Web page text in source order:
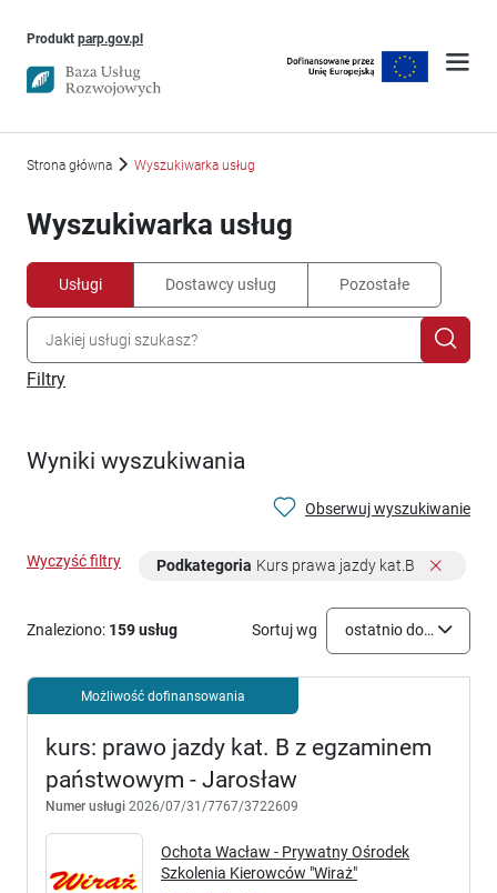
Produkt parp.gov.plUwaga, link otworzy się w nowym oknie
Strona główna Wyszukiwarka usług
Wyszukiwarka usług
Usługi Dostawcy usług Pozostałe
Filtry
Wyniki wyszukiwania
Obserwuj wyszukiwanie
Wyczyść filtry Podkategoria Kurs prawa jazdy kat.B
Znaleziono: 159 usług Sortuj wg ostatnio dodane
Możliwość dofinansowania
kurs: prawo jazdy kat. B z egzaminem
państwowym - Jarosław
Numer usługi 2026/07/31/7767/3722609
Ochota Wacław - Prywatny Ośrodek
Szkolenia Kierowców "Wiraż"